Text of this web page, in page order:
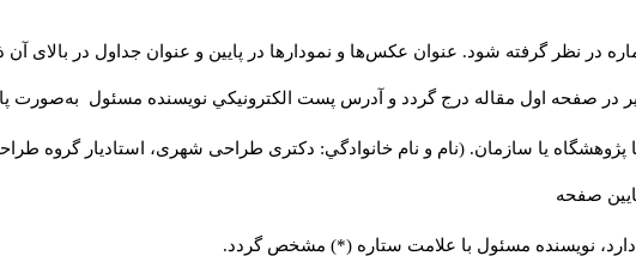
در نظر گرفته شود. عنوان عکس‌ها و نمودارها در پایین و عنوان جداول در بالای
در صفحه اول مقاله درج گردد و آدرس پست الكترونيكي نويسنده مسئول به‌صورت
یا سازمان. (نام و نام خانوادگي: دکتری طراحی شهری، استادیار گروه
صفحه
نویسنده مسئول با علامت ستاره (*) مشخص گردد.